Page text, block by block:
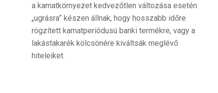
a kamatkörnyezet kedvezőtlen változása esetén
„ugrásra” készen állnak, hogy hosszabb időre
rögzített kamatperiódusú banki termékre, vagy a
lakástakarék kölcsönére kiváltsák meglévő
hiteleiket.